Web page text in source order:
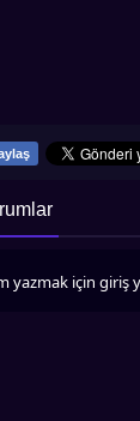
yazmak için giriş